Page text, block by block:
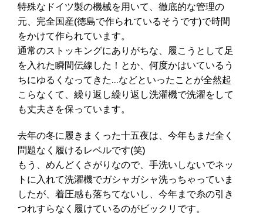
特殊なドイツ製の機械を用いて、徹底的な管理の
元、完全国産(徳島で作られているそうです)で時間
をかけて作られています。
通常のストッキングにありがちな、履こうとして足
を入れた瞬間伝線した！とか、何度かはいているう
ちにゆるくなってきた…などといったことが全然起
こらなくて、繰り返し繰り返し洗濯機で洗濯をして
も丈夫さを保っています。
去年の冬に履きまくった十五夜は、今年もまだ全く
問題なく履けるレベルです(笑)
もう、めんどくさがりなので、手洗いしないでネッ
トに入れて洗濯機でガシャガシャ洗っちゃっていま
したが、着圧感も落ちてないし、今年まで糸の引き
つれすらなく履けているのがビックリです。